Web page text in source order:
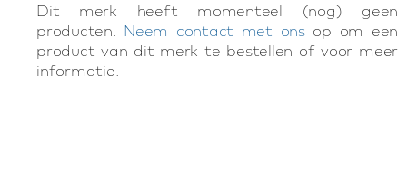
Dit merk heeft momenteel (nog) geen
producten. Neem contact met onsop om een
product van dit merk te bestellen of voor meer
informatie.